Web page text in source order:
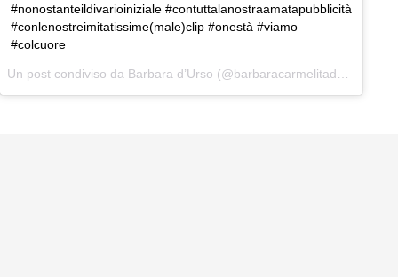
#nonostanteildivarioiniziale #contuttalanostraamatapubblicità
#conlenostreimitatissime(male)clip #onestà #viamo
#colcuore
Un post condiviso da Barbara d’Urso (@barbaracarmelitadurso) in data: